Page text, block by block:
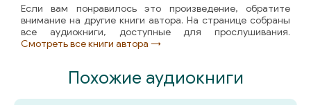
Если вам понравилось это произведение, обратите
внимание на другие книги автора. На странице собраны
все аудиокниги, доступные для прослушивания.
Смотреть все книги автора →
Похожие аудиокниги